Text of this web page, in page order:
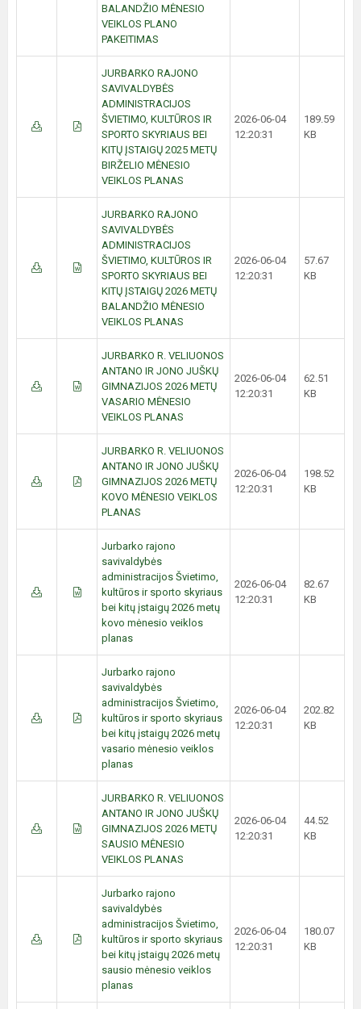
BALANDŽIO MĖNESIO
VEIKLOS PLANO
PAKEITIMAS
JURBARKO RAJONO
SAVIVALDYBĖS
ADMINISTRACIJOS
ŠVIETIMO, KULTŪROS IR
SPORTO SKYRIAUS BEI
KITŲ ĮSTAIGŲ 2025 METŲ
BIRŽELIO MĖNESIO
VEIKLOS PLANAS
2026-06-04
12:20:31
189.59
KB
JURBARKO RAJONO
SAVIVALDYBĖS
ADMINISTRACIJOS
ŠVIETIMO, KULTŪROS IR
SPORTO SKYRIAUS BEI
KITŲ ĮSTAIGŲ 2026 METŲ
BALANDŽIO MĖNESIO
VEIKLOS PLANAS
2026-06-04
12:20:31
57.67
KB
JURBARKO R. VELIUONOS
ANTANO IR JONO JUŠKŲ
GIMNAZIJOS 2026 METŲ
VASARIO MĖNESIO
VEIKLOS PLANAS
2026-06-04
12:20:31
62.51
KB
JURBARKO R. VELIUONOS
ANTANO IR JONO JUŠKŲ
GIMNAZIJOS 2026 METŲ
KOVO MĖNESIO VEIKLOS
PLANAS
2026-06-04
12:20:31
198.52
KB
Jurbarko rajono
savivaldybės
administracijos Švietimo,
kultūros ir sporto skyriaus
bei kitų įstaigų 2026 metų
kovo mėnesio veiklos
planas
2026-06-04
12:20:31
82.67
KB
Jurbarko rajono
savivaldybės
administracijos Švietimo,
kultūros ir sporto skyriaus
bei kitų įstaigų 2026 metų
vasario mėnesio veiklos
planas
2026-06-04
12:20:31
202.82
KB
JURBARKO R. VELIUONOS
ANTANO IR JONO JUŠKŲ
GIMNAZIJOS 2026 METŲ
SAUSIO MĖNESIO
VEIKLOS PLANAS
2026-06-04
12:20:31
44.52
KB
Jurbarko rajono
savivaldybės
administracijos Švietimo,
kultūros ir sporto skyriaus
bei kitų įstaigų 2026 metų
sausio mėnesio veiklos
planas
2026-06-04
12:20:31
180.07
KB